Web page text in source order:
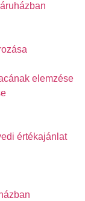
elemzése
értékajánlat